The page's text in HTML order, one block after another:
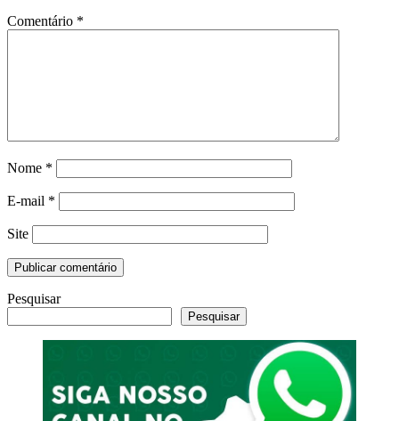
Comentário *
Nome *
E-mail *
Site
Pesquisar
Pesquisar